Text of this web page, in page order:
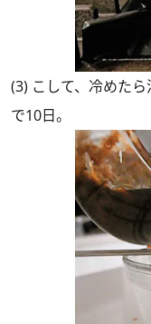
(3) こして、冷めた
で10日。